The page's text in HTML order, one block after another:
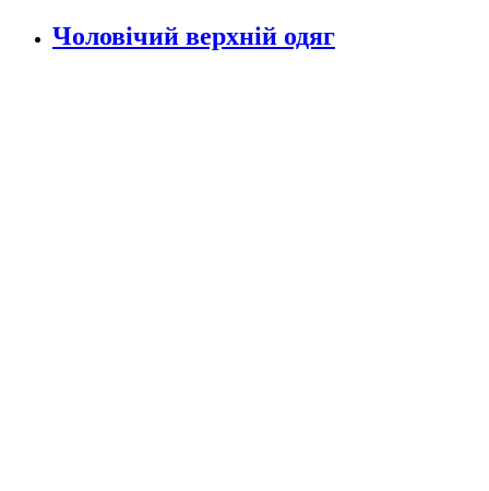
Чоловічий верхній одяг